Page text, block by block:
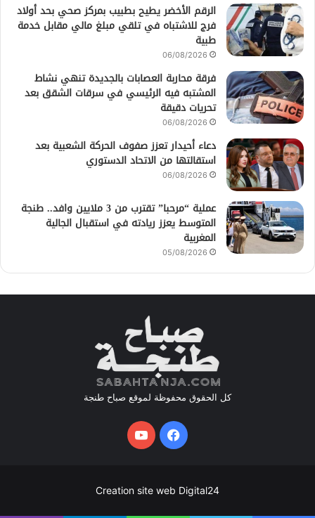
الرقم الأخضر يطيح بطبيب بمركز صحي بحد أولاد
فرج للاشتباه في تلقي مبلغ مالي مقابل خدمة
طبية
06/08/2026
فرقة محاربة العصابات بالجديدة تنهي نشاط
المشتبه فيه الرئيسي في سرقات الشقق بعد
تحريات دقيقة
06/08/2026
دعاء أحيدار تعزز صفوف الحركة الشعبية بعد
استقالتها من الاتحاد الدستوري
06/08/2026
عملية “مرحبا” تقترب من 3 ملايين وافد.. طنجة
المتوسط يعزز ريادته في استقبال الجالية
المغربية
05/08/2026
كل الحقوق محفوظة لموقع صباح طنجة
فيسبوكيوتيوب
Creation site web Digital24